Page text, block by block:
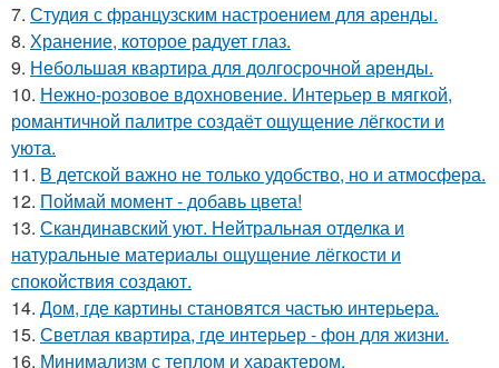
7. Студия с французским настроением для аренды.
8. Хранение, которое радует глаз.
9. Небольшая квартира для долгосрочной аренды.
10. Нежно-розовое вдохновение. Интерьер в мягкой,
романтичной палитре создаёт ощущение лёгкости и
уюта.
11. В детской важно не только удобство, но и атмосфера.
12. Поймай момент - добавь цвета!
13. Скандинавский уют. Нейтральная отделка и
натуральные материалы ощущение лёгкости и
спокойствия создают.
14. Дом, где картины становятся частью интерьера.
15. Светлая квартира, где интерьер - фон для жизни.
16. Минимализм с теплом и характером.